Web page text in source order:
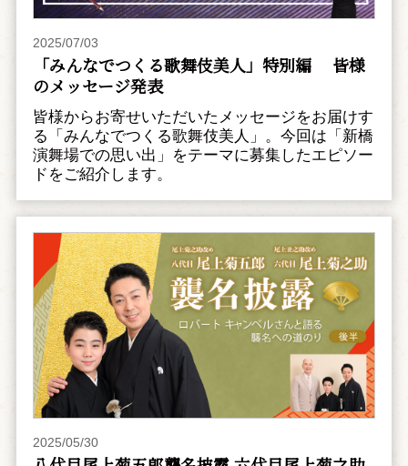
2025/07/03
「みんなでつくる歌舞伎美人」特別編 皆様
のメッセージ発表
皆様からお寄せいただいたメッセージをお届けす
る「みんなでつくる歌舞伎美人」。今回は「新橋
演舞場での思い出」をテーマに募集したエピソー
ドをご紹介します。
2025/05/30